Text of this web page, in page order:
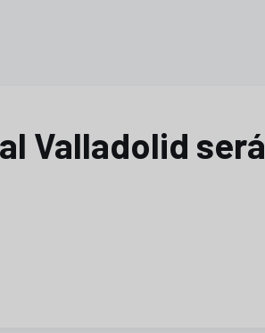
Valladolid será